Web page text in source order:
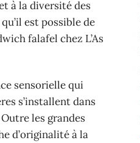
à la diversité des
est possible de
falafel chez L’As
sensorielle qui
s’installent dans
les grandes
d’originalité à la